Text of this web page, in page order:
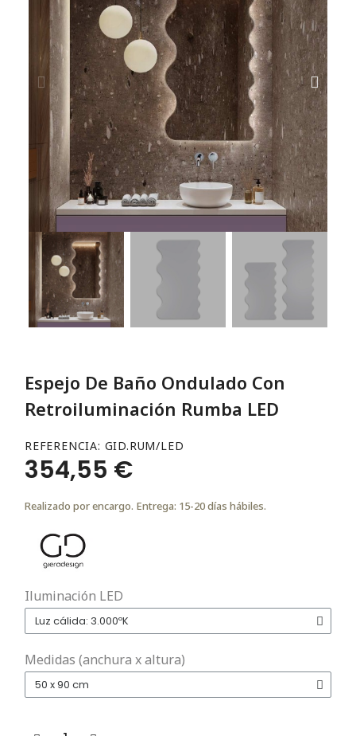
Espejo De Baño Ondulado Con
Retroiluminación Rumba LED
REFERENCIA GID.RUM/LED
354,55 €
Realizado por encargo. Entrega: 15-20 días hábiles.
Iluminación LED
Medidas (anchura x altura)